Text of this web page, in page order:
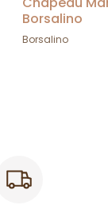
Borsalino
Borsalino